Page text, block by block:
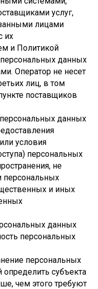
услуг,
лицами
их
и Политикой
данных
Оператор не несет
лиц, в том
поставщиков
данных
условия
персональных
не
персональных
и иных
данных
персональных
персональных
субъекта
чем этого требуют